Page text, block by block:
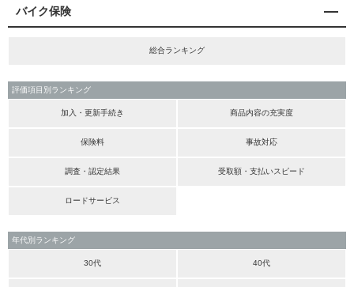
バイク保険
総合ランキング
評価項目別ランキング
加入・更新手続き 商品内容の充実度
保険料 事故対応
調査・認定結果 受取額・支払いスピード
ロードサービス
年代別ランキング
30代 40代